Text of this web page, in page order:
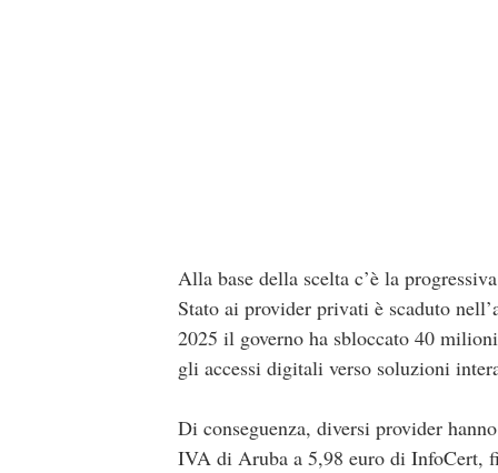
Alla base della scelta c’è la
Stato ai provider privati è scaduto
2025 il governo ha sbloccato 40
gli accessi digitali verso soluzioni
Di conseguenza, diversi provider
IVA di Aruba a 5,98 euro di InfoCert,